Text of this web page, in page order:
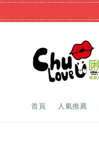
首頁 人氣推薦